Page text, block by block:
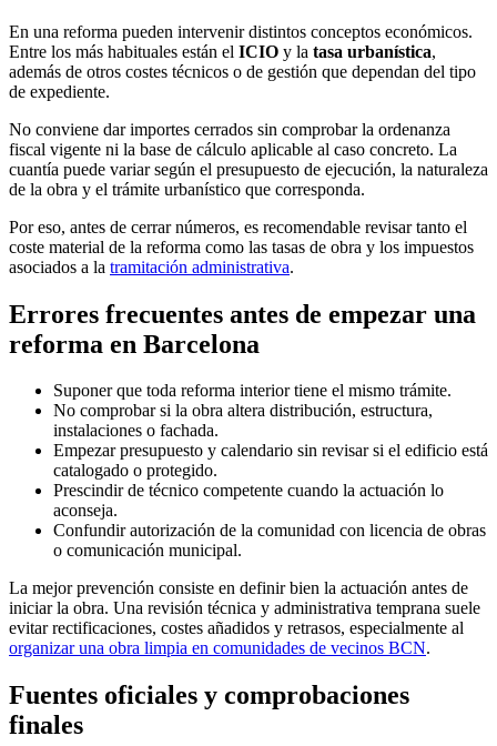
En una reforma pueden intervenir distintos conceptos económicos.
Entre los más habituales están el ICIO y la tasa urbanística,
además de otros costes técnicos o de gestión que dependan del tipo
de expediente.
No conviene dar importes cerrados sin comprobar la ordenanza
fiscal vigente ni la base de cálculo aplicable al caso concreto. La
cuantía puede variar según el presupuesto de ejecución, la naturaleza
de la obra y el trámite urbanístico que corresponda.
Por eso, antes de cerrar números, es recomendable revisar tanto el
coste material de la reforma como las tasas de obra y los impuestos
asociados a la tramitación administrativa.
Errores frecuentes antes de empezar una
reforma en Barcelona
Suponer que toda reforma interior tiene el mismo trámite.
No comprobar si la obra altera distribución, estructura,
instalaciones o fachada.
Empezar presupuesto y calendario sin revisar si el edificio está
catalogado o protegido.
Prescindir de técnico competente cuando la actuación lo
aconseja.
Confundir autorización de la comunidad con licencia de obras
o comunicación municipal.
La mejor prevención consiste en definir bien la actuación antes de
iniciar la obra. Una revisión técnica y administrativa temprana suele
evitar rectificaciones, costes añadidos y retrasos, especialmente al
organizar una obra limpia en comunidades de vecinos BCN.
Fuentes oficiales y comprobaciones
finales